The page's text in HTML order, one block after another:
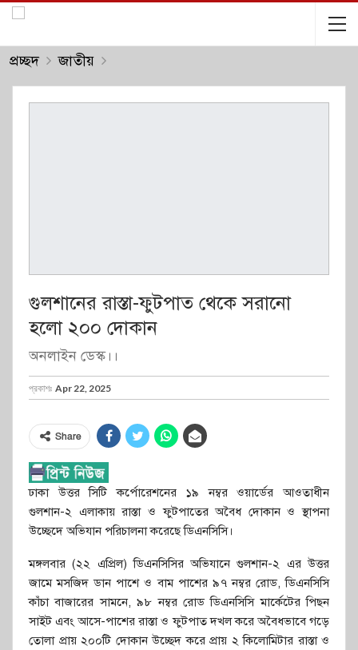
প্রচ্ছদ জাতীয়
গুলশানের রাস্তা-ফুটপাত থেকে সরানো
হলো ২০০ দোকান
অনলাইন ডেস্ক।।
প্রকাশঃ Apr 22, 2025
Share
ঢাকা উত্তর সিটি কর্পোরেশনের ১৯ নম্বর ওয়ার্ডের আওতাধীন
গুলশান-২ এলাকায় রাস্তা ও ফুটপাতের অবৈধ দোকান ও স্থাপনা
উচ্ছেদে অভিযান পরিচালনা করেছে ডিএনসিসি।
মঙ্গলবার (২২ এপ্রিল) ডিএনসিসির অভিযানে গুলশান-২ এর উত্তর
জামে মসজিদ ডান পাশে ও বাম পাশের ৯৭ নম্বর রোড, ডিএনসিসি
কাঁচা বাজারের সামনে, ৯৮ নম্বর রোড ডিএনসিসি মার্কেটের পিছন
সাইট এবং আসে-পাশের রাস্তা ও ফুটপাত দখল করে অবৈধভাবে গড়ে
তোলা প্রায় ২০০টি দোকান উচ্ছেদ করে প্রায় ২ কিলোমিটার রাস্তা ও